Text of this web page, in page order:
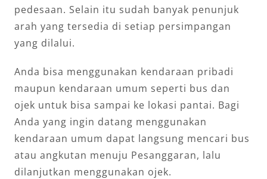
pedesaan. Selain itu sudah banyak penunjuk
arah yang tersedia di setiap persimpangan
yang dilalui.
Anda bisa menggunakan kendaraan pribadi
maupun kendaraan umum seperti bus dan
ojek untuk bisa sampai ke lokasi pantai. Bagi
Anda yang ingin datang menggunakan
kendaraan umum dapat langsung mencari bus
atau angkutan menuju Pesanggaran, lalu
dilanjutkan menggunakan ojek.